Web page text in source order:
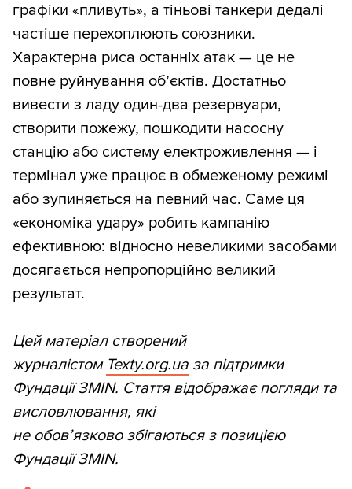
графіки «пливуть», а тіньові танкери дедалі
частіше перехоплюють союзники.
Характерна риса останніх атак — це не
повне руйнування об’єктів. Достатньо
вивести з ладу один-два резервуари,
створити пожежу, пошкодити насосну
станцію або систему електроживлення — і
термінал уже працює в обмеженому режимі
або зупиняється на певний час. Саме ця
«економіка удару» робить кампанію
ефективною: відносно невеликими засобами
досягається непропорційно великий
результат.
Цей матеріал створений
журналістом Texty.org.ua за підтримки
Фундації ЗМІN. Стаття відображає погляди та
висловлювання, які
не обов’язково збігаються з позицією
Фундації ЗМІN.